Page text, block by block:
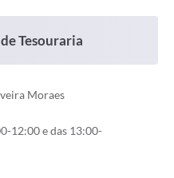
Tesouraria
Moraes
12:00 e das 13:00-